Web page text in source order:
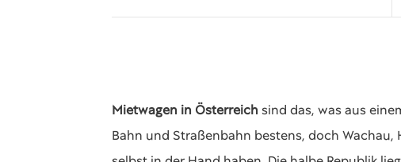
Mietwagen in Österreich sind das, was aus
Bahn und Straßenbahn bestens, doch